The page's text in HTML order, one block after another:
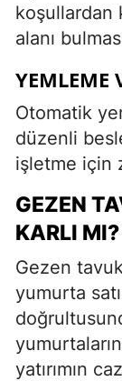
koşullardan
alanı
YEMLEME
Otomatik
düzenli
işletme için
GEZEN
KARLI MI?
Gezen
yumurta
yatırımın